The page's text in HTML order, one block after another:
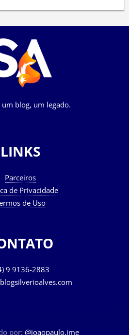
um blog, um legado.
LINKS
Parceiros
de Privacidade
de Uso
9 9136-2883